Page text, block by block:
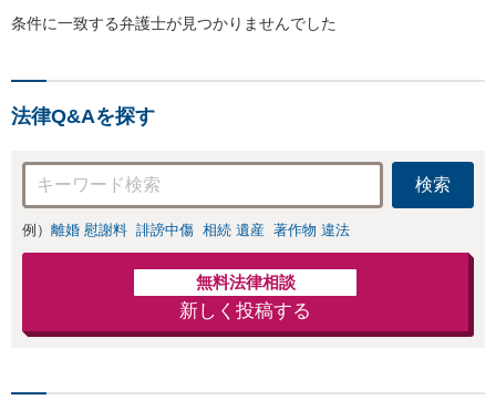
条件に一致する弁護士が見つかりませんでした
法律Q&Aを探す
検索
例） 離婚 慰謝料 誹謗中傷 相続 遺産 著作物 違法
無料法律相談
新しく投稿する